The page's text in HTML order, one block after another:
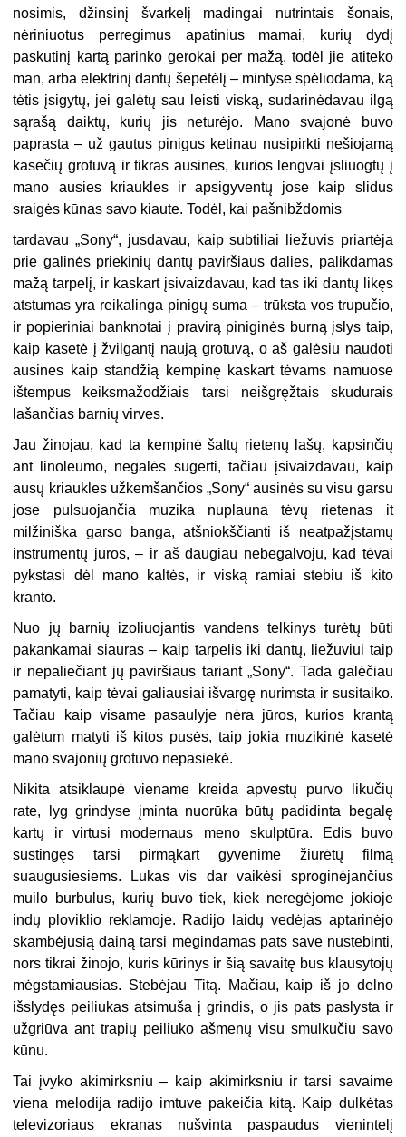
nosimis, džinsinį švarkelį madingai nutrintais šonais,
nėriniuotus perregimus apatinius mamai, kurių dydį
paskutinį kartą parinko gerokai per mažą, todėl jie atiteko
man, arba elektrinį dantų šepetėlį – mintyse spėliodama, ką
tėtis įsigytų, jei galėtų sau leisti viską, sudarinėdavau ilgą
sąrašą daiktų, kurių jis neturėjo. Mano svajonė buvo
paprasta – už gautus pinigus ketinau nusipirkti nešiojamą
kasečių grotuvą ir tikras ausines, kurios lengvai įsliuogtų į
mano ausies kriaukles ir apsigyventų jose kaip slidus
sraigės kūnas savo kiaute. Todėl, kai pašnibždomis
tardavau „Sony“, jusdavau, kaip subtiliai liežuvis priartėja
prie galinės priekinių dantų paviršiaus dalies, palikdamas
mažą tarpelį, ir kaskart įsivaizdavau, kad tas iki dantų likęs
atstumas yra reikalinga pinigų suma – trūksta vos trupučio,
ir popieriniai banknotai į pravirą piniginės burną įslys taip,
kaip kasetė į žvilgantį naują grotuvą, o aš galėsiu naudoti
ausines kaip standžią kempinę kaskart tėvams namuose
ištempus keiksmažodžiais tarsi neišgręžtais skudurais
lašančias barnių virves.
Jau žinojau, kad ta kempinė šaltų rietenų lašų, kapsinčių
ant linoleumo, negalės sugerti, tačiau įsivaizdavau, kaip
ausų kriaukles užkemšančios „Sony“ ausinės su visu garsu
jose pulsuojančia muzika nuplauna tėvų rietenas it
milžiniška garso banga, atšniokščianti iš neatpažįstamų
instrumentų jūros, – ir aš daugiau nebegalvoju, kad tėvai
pykstasi dėl mano kaltės, ir viską ramiai stebiu iš kito
kranto.
Nuo jų barnių izoliuojantis vandens telkinys turėtų būti
pakankamai siauras – kaip tarpelis iki dantų, liežuviui taip
ir nepaliečiant jų paviršiaus tariant „Sony“. Tada galėčiau
pamatyti, kaip tėvai galiausiai išvargę nurimsta ir susitaiko.
Tačiau kaip visame pasaulyje nėra jūros, kurios krantą
galėtum matyti iš kitos pusės, taip jokia muzikinė kasetė
mano svajonių grotuvo nepasiekė.
Nikita atsiklaupė viename kreida apvestų purvo likučių
rate, lyg grindyse įminta nuorūka būtų padidinta begalę
kartų ir virtusi modernaus meno skulptūra. Edis buvo
sustingęs tarsi pirmąkart gyvenime žiūrėtų filmą
suaugusiesiems. Lukas vis dar vaikėsi sproginėjančius
muilo burbulus, kurių buvo tiek, kiek neregėjome jokioje
indų ploviklio reklamoje. Radijo laidų vedėjas aptarinėjo
skambėjusią dainą tarsi mėgindamas pats save nustebinti,
nors tikrai žinojo, kuris kūrinys ir šią savaitę bus klausytojų
mėgstamiausias. Stebėjau Titą. Mačiau, kaip iš jo delno
išslydęs peiliukas atsimuša į grindis, o jis pats paslysta ir
užgriūva ant trapių peiliuko ašmenų visu smulkučiu savo
kūnu.
Tai įvyko akimirksniu – kaip akimirksniu ir tarsi savaime
viena melodija radijo imtuve pakeičia kitą. Kaip dulkėtas
televizoriaus ekranas nušvinta paspaudus vienintelį